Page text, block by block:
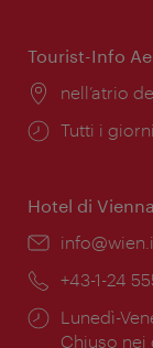
Tourist-Info
Posizione:
nell’atrio
Orari
Tutti i
Hotel di
Email:
Telefono:
+43-1-24
Orari
di
Lunedì-
Chiuso nei